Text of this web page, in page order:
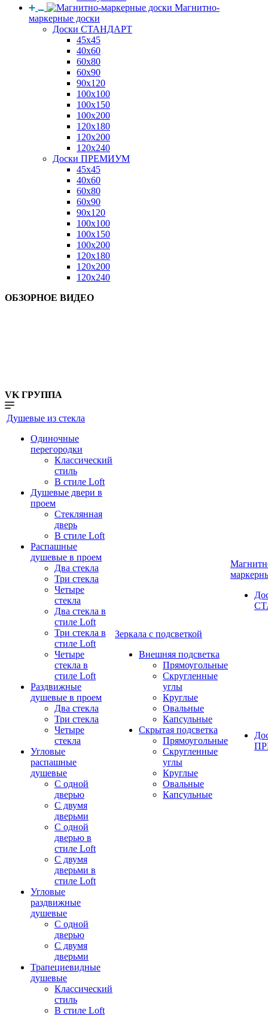
Магнитно-
маркерные доски
Доски СТАНДАРТ
45x45
40x60
60x80
60x90
90x120
100x100
100x150
100x200
120x180
120x200
120x240
Доски ПРЕМИУМ
45x45
40x60
60x80
60x90
90x120
100x100
100x150
100x200
120x180
120x200
120x240
ОБЗОРНОЕ ВИДЕО
VK ГРУППА
Душевые из стекла
Одиночные
перегородки
Классический
стиль
В стиле Loft
Душевые двери в
проем
Стеклянная
дверь
В стиле Loft
Распашные
душевые в проем
Два стекла
Три стекла
Четыре
стекла
Два стекла в
стиле Loft
Три стекла в
стиле Loft
Четыре
стекла в
стиле Loft
Раздвижные
душевые в проем
Два стекла
Три стекла
Четыре
стекла
Угловые
распашные
душевые
С одной
дверью
С двумя
дверьми
С одной
дверью в
стиле Loft
С двумя
дверьми в
стиле Loft
Угловые
раздвижные
душевые
С одной
дверью
С двумя
дверьми
Трапециевидные
душевые
Классический
стиль
В стиле Loft
Зеркала с подсветкой
Внешняя подсветка
Прямоугольные
Скругленные
углы
Круглые
Овальные
Капсульные
Скрытая подсветка
Прямоугольные
Скругленные
углы
Круглые
Овальные
Капсульные